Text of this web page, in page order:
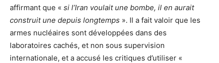
affirmant que « si l’Iran voulait une bombe, il en aurait
construit une depuis longtemps ». Il a fait valoir que les
armes nucléaires sont développées dans des
laboratoires cachés, et non sous supervision
internationale, et a accusé les critiques d’utiliser «